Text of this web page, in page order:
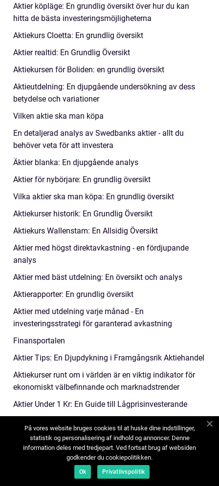
Aktier köpläge: En grundlig översikt över hur du kan
hitta de bästa investeringsmöjligheterna
Aktiekurs Cloetta: En grundlig översikt
Aktier realtid: En Grundlig Översikt
Aktiekursen för Boliden: en grundlig översikt
Aktieutdelning: En djupgående undersökning av dess
betydelse och variationer
Vilken aktie ska man köpa
En detaljerad analys av Swedbanks aktier - allt du
behöver veta för att investera
Äktier blanka: En djupgående analys
Aktier för nybörjare: En grundlig översikt
Vilka aktier ska man köpa: En grundlig översikt
Aktiekurser historik: En Grundlig Översikt
Aktiekurs Wallenstam: En Allsidig Översikt
Aktier med högst direktavkastning - en fördjupande
analys
Aktier med bäst utdelning: En översikt och analys
Aktierapporter: En grundlig översikt
Aktier med utdelning varje månad - En
investeringsstrategi för garanterad avkastning
Finansportalen
Aktier Tips: En Djupdykning i Framgångsrik Aktiehandel
Aktiekurser runt om i världen är en viktig indikator för
ekonomiskt välbefinnande och marknadstrender
Aktier Under 1 Kr: En Guide till Lågprisinvesterande
ÅF aktie: En övergripande, grundlig översikt och
presentation
Aktiekurser Avanza - En Översikt över Avanzas
På vores website bruges cookies til at huske dine indstillinger,
statistik og personalisering af indhold og annoncer. Denne
information deles med tredjepart. Ved fortsat brug af websiden
godkender du cookiepolitikken.
Ok Privatlivspolitik